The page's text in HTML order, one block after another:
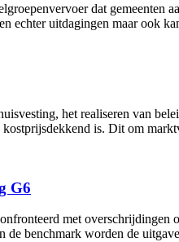
dat gemeenten
echter uitdagingen maar ook
het realiseren van
kostprijsdekkend is. Dit om
G6
met
de benchmark worden de